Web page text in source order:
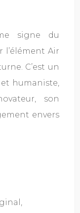
signe du
l’élément Air
C’est un
humaniste,
son
envers